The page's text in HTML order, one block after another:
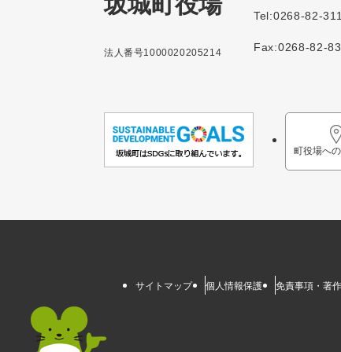
法人番号1000020205214
Tel:0268-82-
Fax:0268-82-
町役場へ
サイトマップ 個人情報保護 免責事項・著